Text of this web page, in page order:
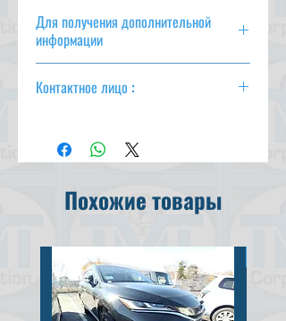
Для получения дополнительной
информации
Контактное лицо :
Махмуд Хасан
(+ 81-90-5684-1624)
Похожие товары